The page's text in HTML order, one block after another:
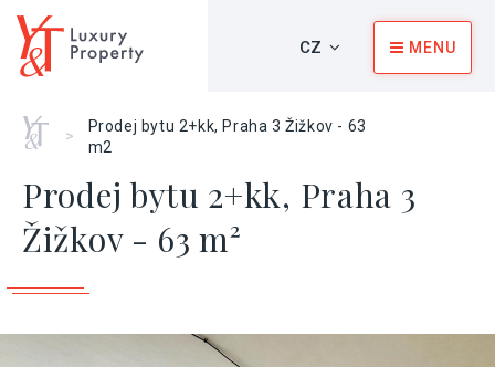
CZ MENU
Home
>
Prodej bytu 2+kk, Praha 3 Žižkov - 63
m2
Prodej bytu 2+kk, Praha 3
Žižkov - 63 m²